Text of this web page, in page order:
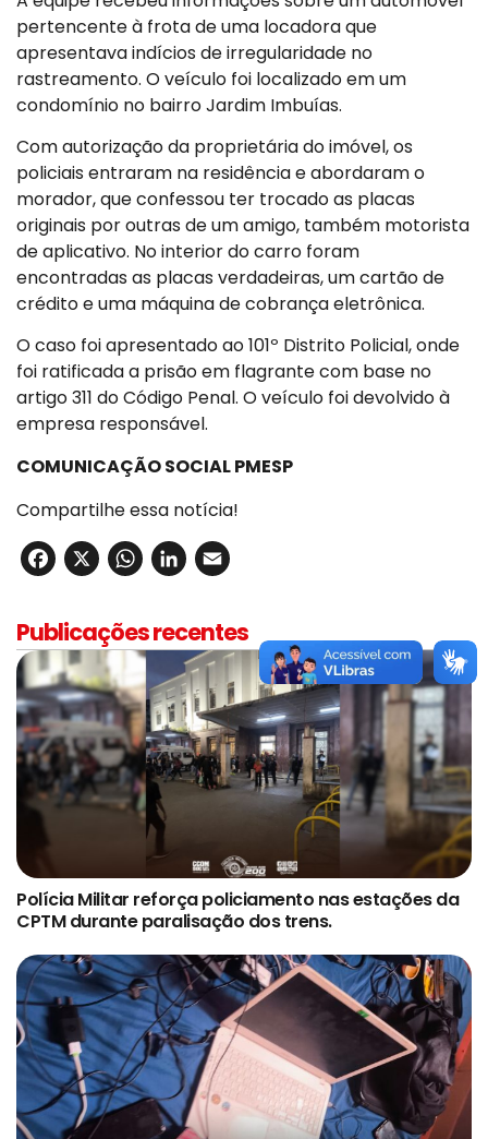
pertencente à frota de uma locadora que
apresentava indícios de irregularidade no
rastreamento. O veículo foi localizado em um
condomínio no bairro Jardim Imbuías.
Com autorização da proprietária do imóvel, os
policiais entraram na residência e abordaram o
morador, que confessou ter trocado as placas
originais por outras de um amigo, também motorista
de aplicativo. No interior do carro foram
encontradas as placas verdadeiras, um cartão de
crédito e uma máquina de cobrança eletrônica.
O caso foi apresentado ao 101º Distrito Policial, onde
foi ratificada a prisão em flagrante com base no
artigo 311 do Código Penal. O veículo foi devolvido à
empresa responsável.
COMUNICAÇÃO SOCIAL PMESP
Compartilhe essa notícia!
Facebook
X WhatsApp
LinkedIn
Publicações recentes
Polícia Militar reforça policiamento nas estações da
CPTM durante paralisação dos trens.